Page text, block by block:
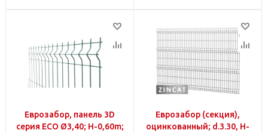
Еврозабор, панель 3D
серия ECO Ø3,40; H-0,60m;
Еврозабор (секция),
оцинкованный; d.3.30, H-